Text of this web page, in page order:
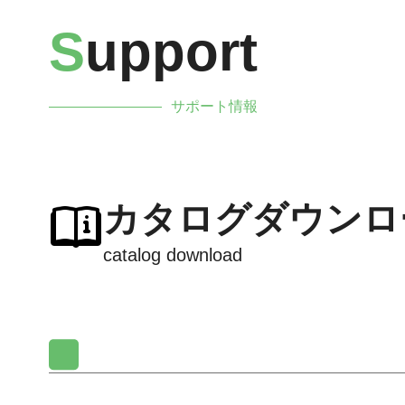
Support
サポート情報
カタログダウン
catalog download